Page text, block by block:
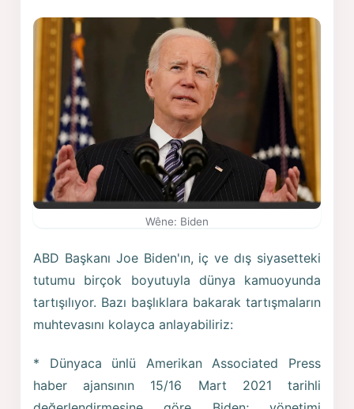
Wêne: Biden
ABD Başkanı Joe Biden'ın, iç ve dış siyasetteki
tutumu birçok boyutuyla dünya kamuoyunda
tartışılıyor. Bazı başlıklara bakarak tartışmaların
muhtevasını kolayca anlayabiliriz:
* Dünyaca ünlü Amerikan Associated Press
haber ajansının 15/16 Mart 2021 tarihli